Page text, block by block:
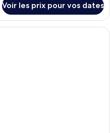
Voir les prix pour vos dates
Une chambre d’hôtel moderne